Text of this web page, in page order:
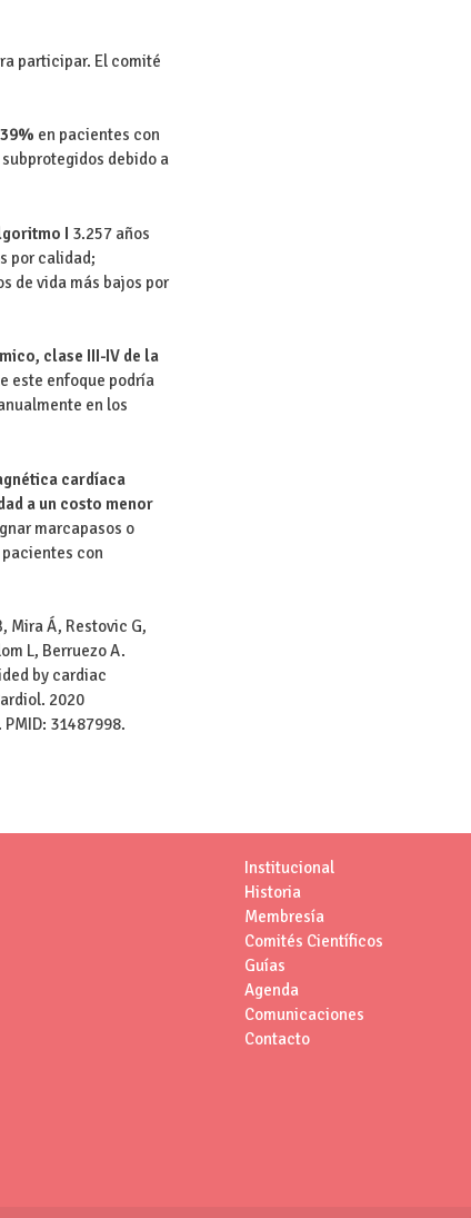
participar. El comité
en pacientes con
debido a
I 3.257 años
por calidad;
de vida más bajos por
clase III-IV de la
este enfoque podría
en los
cardíaca
a un costo menor
marcapasos o
con
Mira Á, Restovic G,
L, Berruezo A.
by cardiac
2020
31487998.
Institucional
Historia
Membresía
Comités Científicos
Guías
Agenda
Comunicaciones
Contacto